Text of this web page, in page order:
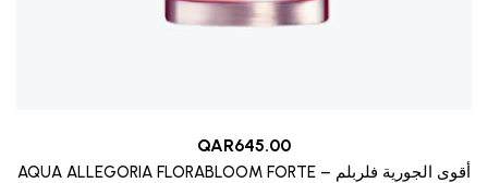
QAR645.00
AQUA ALLEGORIA FLORABLOOM FORTE – أقوى الجورية فلربلم